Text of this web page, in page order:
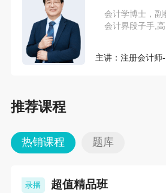
推荐课程
热销课程 题库
录播
超值精品班